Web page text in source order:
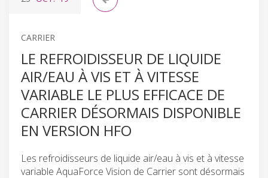
CARRIER
LE REFROIDISSEUR DE LIQUIDE
AIR/EAU À VIS ET À VITESSE
VARIABLE LE PLUS EFFICACE DE
CARRIER DÉSORMAIS DISPONIBLE
EN VERSION HFO
Les refroidisseurs de liquide air/eau à vis et à vitesse
variable AquaForce Vision de Carrier sont désormais